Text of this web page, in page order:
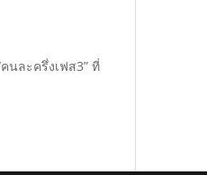
นละครึ่งเฟส3” ที่